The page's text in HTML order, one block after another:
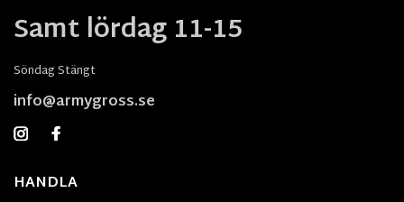
Samt lördag 11-15
Söndag Stängt
info@armygross.se
HANDLA